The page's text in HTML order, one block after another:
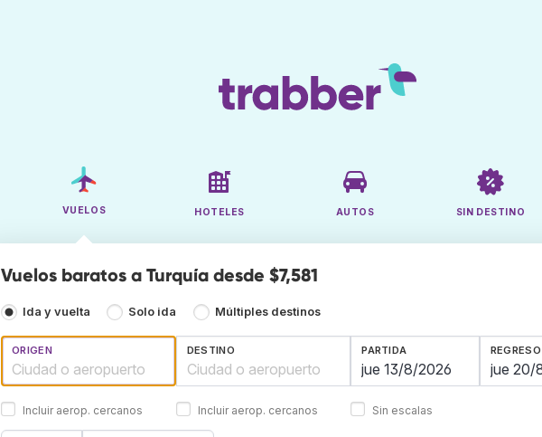
VUELOS HOTELES AUTOS SIN DESTINO
Vuelos baratos a Turquía desde $7,581
Ida y vuelta Solo ida Múltiples destinos
ORIGEN
Incluir aerop. cercanos
DESTINO
Incluir aerop. cercanos
PARTIDA REGRESO
Sin escalas